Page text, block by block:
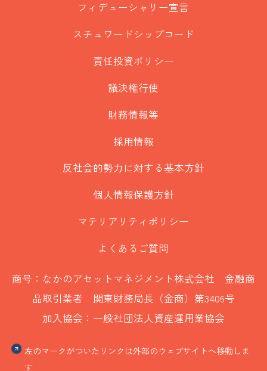
フィデューシャリー宣言
スチュワードシップコード
責任投資ポリシー
議決権行使
財務情報等
採用情報
反社会的勢力に対する基本方針
個人情報保護方針
マテリアリティポリシー
よくあるご質問
商号：なかのアセットマネジメント株式会社 金融商
品取引業者 関東財務局長（金商）第3406号
加入協会：一般社団法人資産運用業協会
左のマークがついたリンクは外部のウェブサイトへ移動しま
す